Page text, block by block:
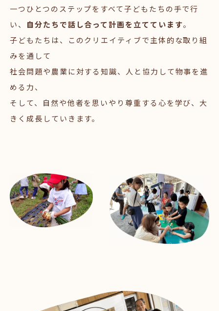
一つひとつのステップをすべて子どもたちの手で行
い、 自分たちで話し合って計画を立てています。
子どもたちは、このクリエイティブで主体的な取り組
みを通して
社会問題や農業に対する知識、人と協力して物事を進
める力、
そして、自然や他者を思いやり尊重する心を学び、大
きく成長していきます。